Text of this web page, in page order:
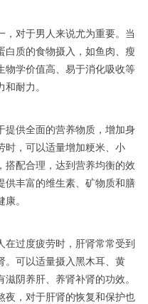
，对于男人来说尤为重要。当
白质的食物摄入，如鱼肉、瘦
物学价值高、易于消化吸收等
耐力。
提供全面的营养物质，增加身
时，可以适量增加粳米、小
搭配合理，达到营养均衡的效
供丰富的维生素、矿物质和膳
。
过度疲劳时，肝肾常常受到
。可以适量摄入黑木耳、黄
阴养肝、养肾补肾的功效。
夜，对于肝肾的恢复和保护也